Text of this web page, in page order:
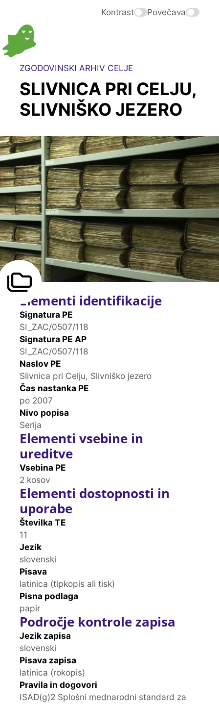
Kontrast Povečava
ZGODOVINSKI ARHIV CELJE
SLIVNICA PRI CELJU,
SLIVNIŠKO JEZERO
Elementi identifikacije
Signatura PE
SI_ZAC/0507/118
Signatura PE AP
SI_ZAC/0507/118
Naslov PE
Slivnica pri Celju, Slivniško jezero
Čas nastanka PE
po 2007
Nivo popisa
Serija
Elementi vsebine in
ureditve
Vsebina PE
2 kosov
Elementi dostopnosti in
uporabe
Številka TE
11
Jezik
slovenski
Pisava
latinica (tipkopis ali tisk)
Pisna podlaga
papir
Področje kontrole zapisa
Jezik zapisa
slovenski
Pisava zapisa
latinica (rokopis)
Pravila in dogovori
ISAD(g)2 Splošni mednarodni standard za